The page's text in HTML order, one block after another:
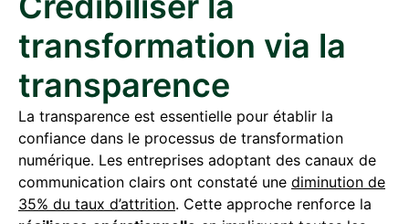
transformation via la
transparence
La transparence est essentielle pour établir la
confiance dans le processus de transformation
numérique. Les entreprises adoptant des canaux de
communication clairs ont constaté une diminution de
35% du taux d’attrition. Cette approche renforce la